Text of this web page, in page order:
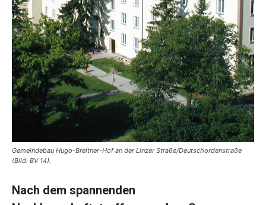
Gemeindebau Hugo-Breitner-Hof an der Linzer Straße/Deutschordenstraße
(Bild: BV 14).
Nach dem spannenden